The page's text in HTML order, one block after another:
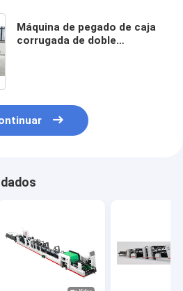
Máquina de pegado de caja
corrugada de doble